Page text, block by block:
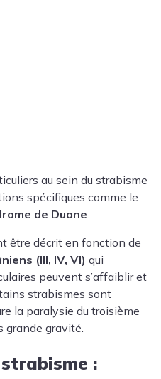
au sein du strabisme
spécifiques comme le
de Duane.
être décrit en fonction de
(III, IV, VI) qui
peuvent s’affaiblir et
strabismes sont
la paralysie du troisième
grande gravité.
: